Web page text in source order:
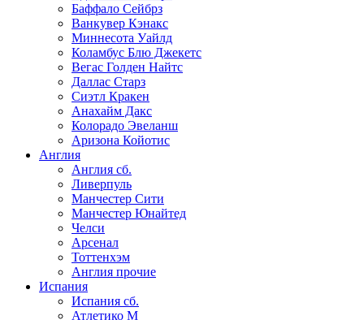
Баффало Сейбрз
Ванкувер Кэнакс
Миннесота Уайлд
Коламбус Блю Джекетс
Вегас Голден Найтс
Даллас Старз
Сиэтл Кракен
Анахайм Дакс
Колорадо Эвеланш
Аризона Койотис
Англия
Англия сб.
Ливерпуль
Манчестер Сити
Манчестер Юнайтед
Челси
Арсенал
Тоттенхэм
Англия прочие
Испания
Испания сб.
Атлетико М